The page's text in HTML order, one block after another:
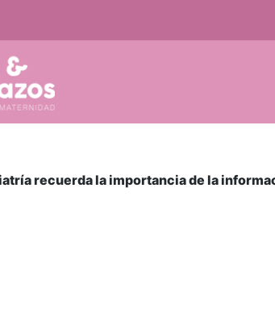
recuerda la importancia de la